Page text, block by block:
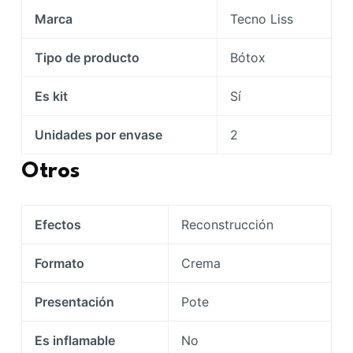
Marca Tecno Liss
Tipo de producto Bótox
Es kit Sí
Unidades por envase 2
Otros
Efectos Reconstrucción
Formato Crema
Presentación Pote
Es inflamable No